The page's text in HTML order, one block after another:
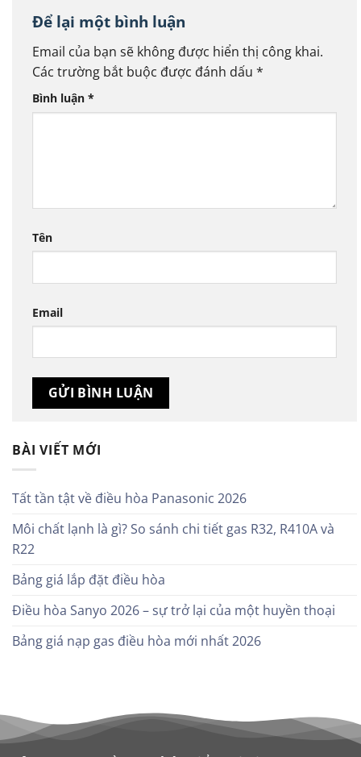
BÀI VIẾT MỚI
Tất tần tật về điều hòa Panasonic 2026
Môi chất lạnh là gì? So sánh chi tiết gas R32, R410A và
R22
Bảng giá lắp đặt điều hòa
Điều hòa Sanyo 2026 – sự trở lại của một huyền thoại
Bảng giá nạp gas điều hòa mới nhất 2026
Để lại một bình luận
Email của bạn sẽ không được hiển thị công khai.
Các trường bắt buộc được đánh dấu *
Bình luận *
Tên
Email